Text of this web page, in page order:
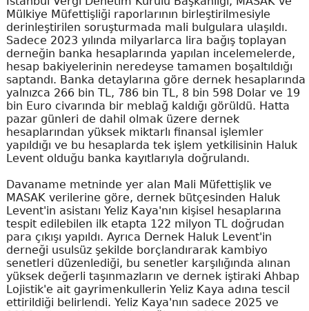
Mülkiye Müfettişliği raporlarının birleştirilmesiyle
derinleştirilen soruşturmada mali bulgulara ulaşıldı.
Sadece 2023 yılında milyarlarca lira bağış toplayan
derneğin banka hesaplarında yapılan incelemelerde,
hesap bakiyelerinin neredeyse tamamen boşaltıldığı
saptandı. Banka detaylarına göre dernek hesaplarında
yalnızca 266 bin TL, 786 bin TL, 8 bin 598 Dolar ve 19
bin Euro civarında bir meblağ kaldığı görüldü. Hatta
pazar günleri de dahil olmak üzere dernek
hesaplarından yüksek miktarlı finansal işlemler
yapıldığı ve bu hesaplarda tek işlem yetkilisinin Haluk
Levent olduğu banka kayıtlarıyla doğrulandı.
Davaname metninde yer alan Mali Müfettişlik ve
MASAK verilerine göre, dernek bütçesinden Haluk
Levent'in asistanı Yeliz Kaya'nın kişisel hesaplarına
tespit edilebilen ilk etapta 122 milyon TL doğrudan
para çıkışı yapıldı. Ayrıca Dernek Haluk Levent'in
derneği usulsüz şekilde borçlandırarak kambiyo
senetleri düzenlediği, bu senetler karşılığında alınan
yüksek değerli taşınmazların ve dernek iştiraki Ahbap
Lojistik'e ait gayrimenkullerin Yeliz Kaya adına tescil
ettirildiği belirlendi. Yeliz Kaya'nın sadece 2025 ve